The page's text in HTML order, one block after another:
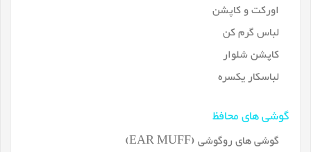
اورکت و کاپشن
لباس گرم کن
کاپشن شلوار
لباسکار یکسره
گوشی های محافظ
گوشی های روگوشی (EAR MUFF)